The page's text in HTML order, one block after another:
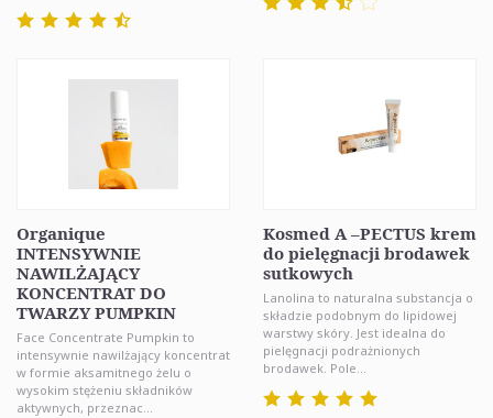
Organique
INTENSYWNIE
NAWILŻAJĄCY
KONCENTRAT DO
TWARZY PUMPKIN
Face Concentrate Pumpkin to
intensywnie nawilżający koncentrat
w formie aksamitnego żelu o
wysokim stężeniu składników
aktywnych, przeznac...
Kosmed A –PECTUS krem
do pielęgnacji brodawek
sutkowych
Lanolina to naturalna substancja o
składzie podobnym do lipidowej
warstwy skóry. Jest idealna do
pielęgnacji podrażnionych
brodawek. Pole...